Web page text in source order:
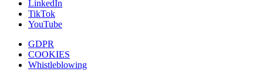
LinkedIn
TikTok
YouTube
GDPR
COOKIES
Whistleblowing